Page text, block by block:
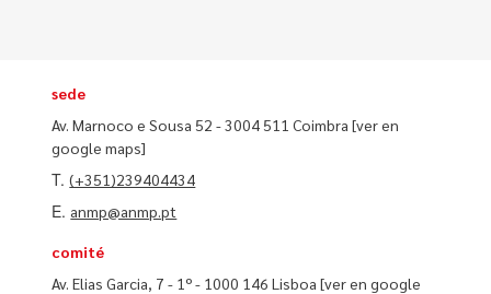
sede
Av. Marnoco e Sousa 52 - 3004 511 Coimbra[ver en
google maps]
T.(+351)239404434
E. anmp@anmp.pt
comité
Av. Elias Garcia, 7 - 1º - 1000 146 Lisboa[ver en google